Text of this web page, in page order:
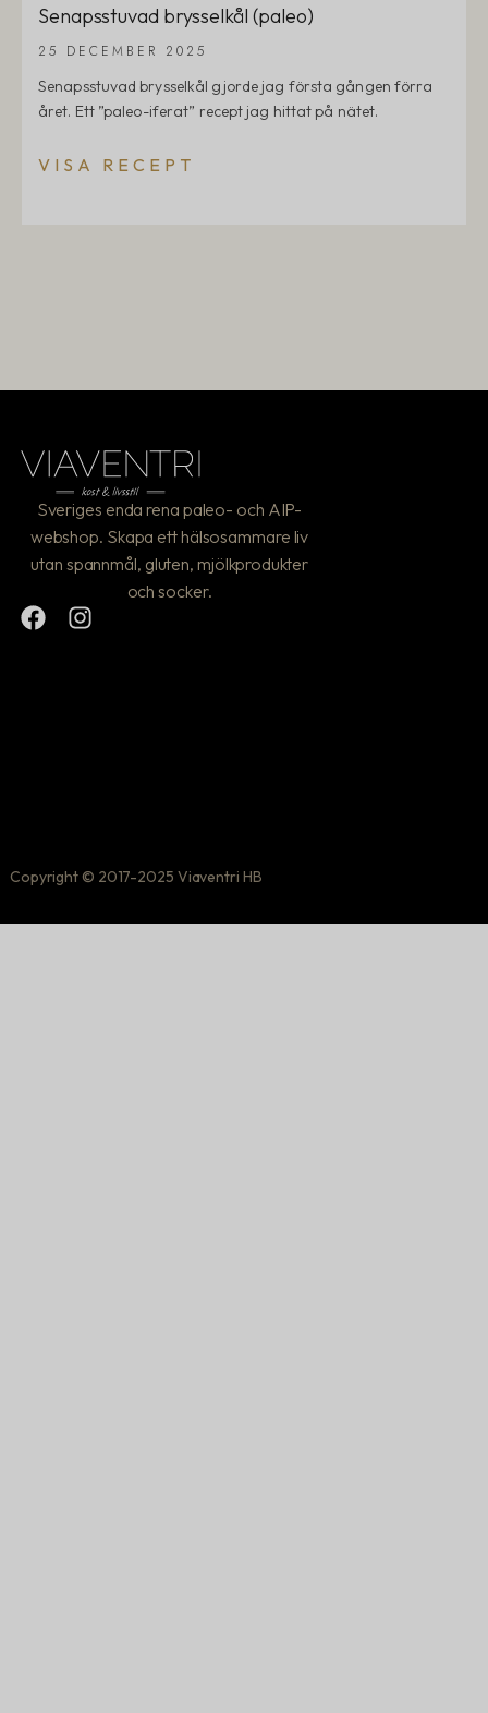
Senapsstuvad brysselkål (paleo)
25 DECEMBER 2025
Senapsstuvad brysselkål gjorde jag första gången förra
året. Ett ”paleo-iferat” recept jag hittat på nätet.
VISA RECEPT
Sveriges enda rena paleo- och AIP-
webshop. Skapa ett hälsosammare liv
utan spannmål, gluten, mjölkprodukter
och socker.
Copyright © 2017-2025 Viaventri HB